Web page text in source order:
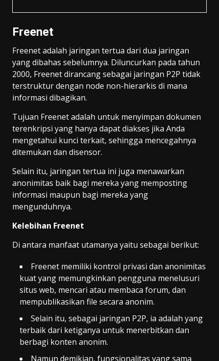
Freenet
Freenet adalah jaringan tertua dari dua jaringan
yang dibahas sebelumnya. Diluncurkan pada tahun
2000, Freenet dirancang sebagai jaringan P2P tidak
terstruktur dengan node non-hierarkis di mana
informasi dibagikan.
Tujuan Freenet adalah untuk menyimpan dokumen
terenkripsi yang hanya dapat diakses jika Anda
mengetahui kunci terkait, sehingga mencegahnya
ditemukan dan disensor.
Selain itu, jaringan tertua ini juga menawarkan
anonimitas baik bagi mereka yang memposting
informasi maupun bagi mereka yang
mengunduhnya.
Kelebihan Freenet
Di antara manfaat utamanya yaitu sebagai berikut:
Freenet memiliki kontrol privasi dan anonimitas
kuat yang memungkinkan pengguna menelusuri
situs web, mencari atau membaca forum, dan
mempublikasikan file secara anonim.
Selain itu, sebagai jaringan P2P, ia adalah yang
terbaik dari ketiganya untuk menerbitkan dan
berbagi konten anonim.
Namun demikian, fungsionalitas yang sama